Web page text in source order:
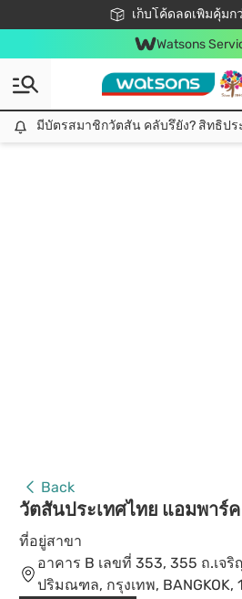
เก็บโค้ดลดเพิ่มคุ้มก
ชอปออนไลน์ครั้งแรก ลดเ
📦ส่งฟรี! เมื่อชอ
สมาชิกวัตสัน คลั
Watsons
มีบัตรสม
มีบัตรสมาชิกวัตสัน คลับรึยัง? สิทธิป
Back
วัตสันประเทศไทย แอมพาร์
ที่อยู่สาขา
อาคาร B เลขที่ 353, 355 ถ.เจริ
ปริมณฑล, กรุงเทพ, BANGKOK,